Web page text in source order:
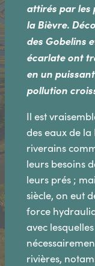
attirés par les
la Bièvre.
des Gobelins
écarlate ont
en un
pollution
Il est
des eaux de
riverains
leurs besoins
leurs prés ;
siècle, on eut
force
avec
rivières,